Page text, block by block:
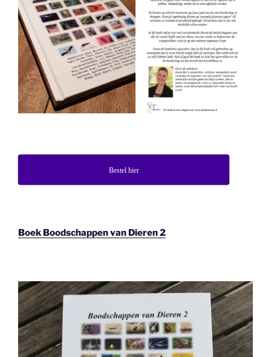
Bestel hier
Boek Boodschappen van Dieren 2